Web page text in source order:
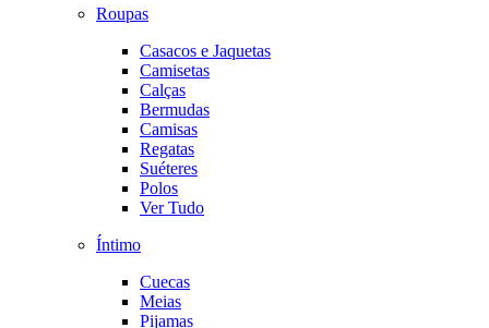
Roupas
Casacos e Jaquetas
Camisetas
Calças
Bermudas
Camisas
Regatas
Suéteres
Polos
Ver Tudo
Íntimo
Cuecas
Meias
Pijamas